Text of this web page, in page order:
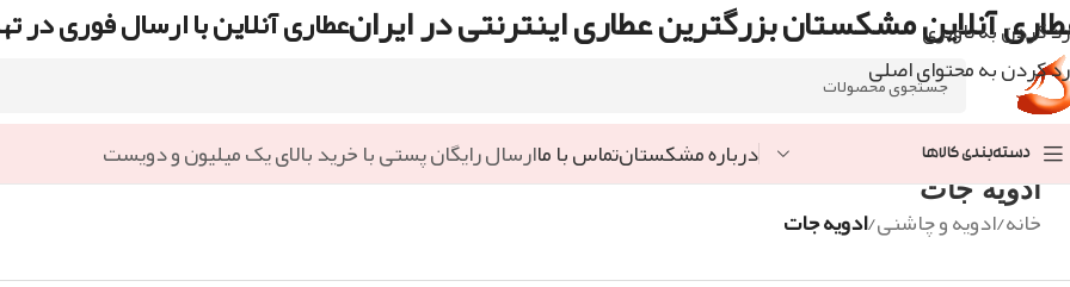
رد کردن به ناوبری
رد کردن به محتوای اصلی
آنلاین مشکستان بزرگترین عطاری اینترنتی در ایرانعطاری آنلاین با ارسال فوری در
دسته‌بندی کالاها درباره مشکستانتماس با ماارسال رایگان پستی با خرید بالای یک میلیون و دویست
ادویه جات
خانه/ادویه و چاشنی/ادویه جات